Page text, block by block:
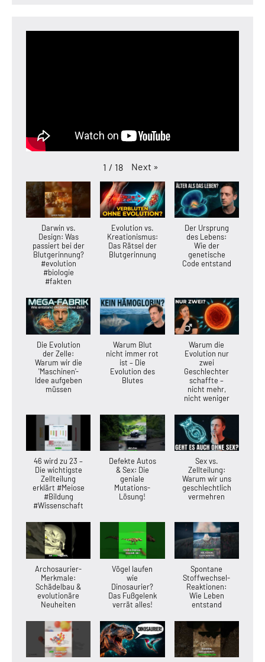
1 / 18 Next »
Darwin vs.
Design: Was
passiert bei der
Blutgerinnung?
#evolution
#biologie
#fakten
Evolution vs.
Kreationismus:
Das Rätsel der
Blutgerinnung
Der Ursprung
des Lebens:
Wie der
genetische
Code entstand
Die Evolution
der Zelle:
Warum wir die
'Maschinen'-
Idee aufgeben
müssen
Warum Blut
nicht immer rot
ist – Die
Evolution des
Blutes
Warum die
Evolution nur
zwei
Geschlechter
schaffte –
nicht mehr,
nicht weniger
46 wird zu 23 –
Die wichtigste
Zellteilung
erklärt #Meiose
#Bildung
#Wissenschaft
Defekte Autos
& Sex: Die
geniale
Mutations-
Lösung!
Sex vs.
Zellteilung:
Warum wir uns
geschlechtlich
vermehren
Archosaurier-
Merkmale:
Schädelbau &
evolutionäre
Neuheiten
Vögel laufen
wie
Dinosaurier?
Das Fußgelenk
verrät alles!
Spontane
Stoffwechsel-
Reaktionen:
Wie Leben
entstand